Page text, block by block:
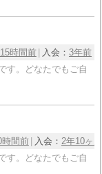
15時間前 入会： 3年前
す。どなたでもご自
時間前 入会： 2年10ヶ
す。どなたでもご自